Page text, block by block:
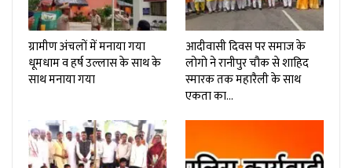
ग्रामीण अंचलों में मनाया गया
धूमधाम व हर्ष उल्लास के साथ के
साथ मनाया गया
आदीवासी दिवस पर समाज के
लोगो ने रानीपुर चौक से शाहिद
स्मारक तक महारैली के साथ
एकता का…